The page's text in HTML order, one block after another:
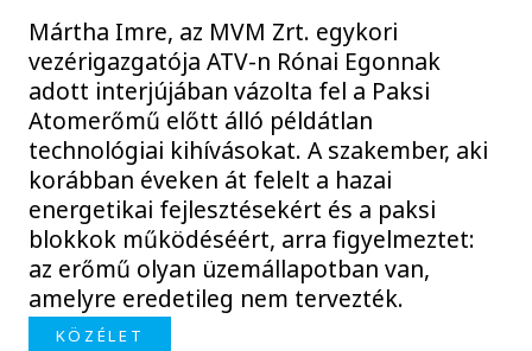
Mártha Imre, az MVM Zrt. egykori
vezérigazgatója ATV-n Rónai Egonnak
adott interjújában vázolta fel a Paksi
Atomerőmű előtt álló példátlan
technológiai kihívásokat. A szakember, aki
korábban éveken át felelt a hazai
energetikai fejlesztésekért és a paksi
blokkok működéséért, arra figyelmeztet:
az erőmű olyan üzemállapotban van,
amelyre eredetileg nem tervezték.
KÖZÉLET